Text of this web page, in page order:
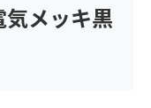
気メッキ黒